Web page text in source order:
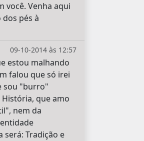
você. Venha aqui
pés à
09-10-2014 às 12:57
estou malhando
falou que só irei
sou "burro"
que amo
nem da
Tradição e